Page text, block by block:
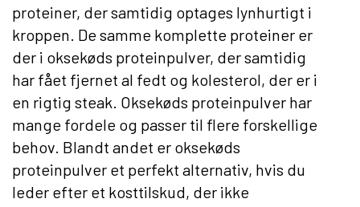
proteiner, der samtidig optages lynhurtigt i
kroppen. De samme komplette proteiner er
der i oksekøds proteinpulver, der samtidig
har fået fjernet al fedt og kolesterol, der er i
en rigtig steak. Oksekøds proteinpulver har
mange fordele og passer til flere forskellige
behov. Blandt andet er oksekøds
proteinpulver et perfekt alternativ, hvis du
leder efter et kosttilskud, der ikke